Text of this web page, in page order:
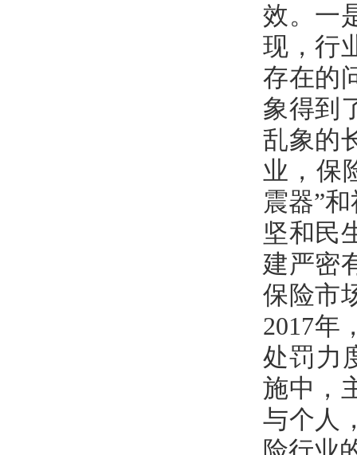
效。一
现，行
存在的
象得到
乱象的
业，保
震器”
坚和民
建严密
保险市
2017年
处罚力
施中，
与个人